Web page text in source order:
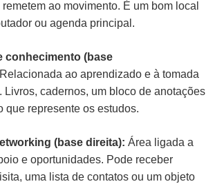
ao movimento. É um bom local
ou agenda principal.
conhecimento (base
Relacionada ao aprendizado e à tomada
Livros, cadernos, um bloco de anotações
que represente os estudos.
(base direita): Área ligada a
e oportunidades. Pode receber
uma lista de contatos ou um objeto